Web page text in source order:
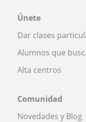
Únete
Dar clases
Alumnos que
Alta centros
Comunidad
Novedades y Blog